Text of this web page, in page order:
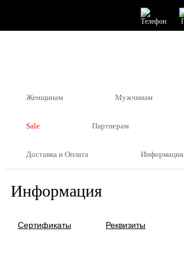
Женщинам Мужчинам
Sale Партнерам
Доставка и Оплата Информация
Информация
Сертификаты Реквизиты